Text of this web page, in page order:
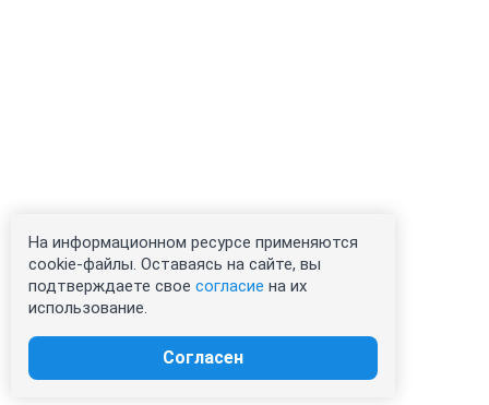
На информационном ресурсе применяются
cookie-файлы. Оставаясь на сайте, вы
подтверждаете свое согласие на их
использование.
Согласен